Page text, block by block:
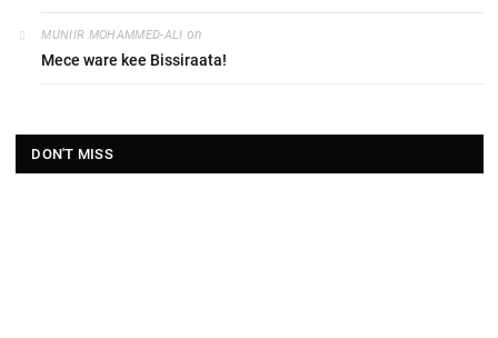
MUNIIR MOHAMMED-ALI on
Mece ware kee Bissiraata!
DON'T MISS